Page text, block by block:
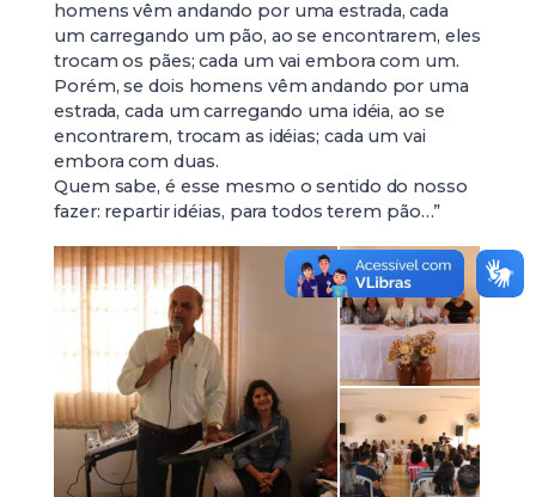
homens vêm andando por uma estrada, cada
um carregando um pão, ao se encontrarem, eles
trocam os pães; cada um vai embora com um.
Porém, se dois homens vêm andando por uma
estrada, cada um carregando uma idéia, ao se
encontrarem, trocam as idéias; cada um vai
embora com duas.
Quem sabe, é esse mesmo o sentido do nosso
fazer: repartir idéias, para todos terem pão…”